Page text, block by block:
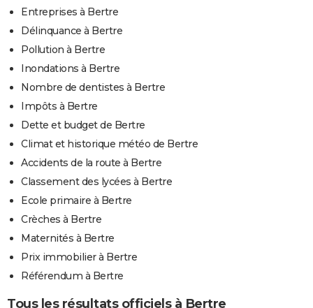
Entreprises à Bertre
Délinquance à Bertre
Pollution à Bertre
Inondations à Bertre
Nombre de dentistes à Bertre
Impôts à Bertre
Dette et budget de Bertre
Climat et historique météo de Bertre
Accidents de la route à Bertre
Classement des lycées à Bertre
Ecole primaire à Bertre
Crèches à Bertre
Maternités à Bertre
Prix immobilier à Bertre
Référendum à Bertre
Tous les résultats officiels à Bertre